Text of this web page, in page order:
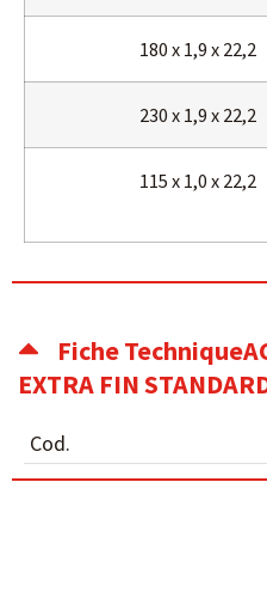
180 x 1,9 x 22,2
230 x 1,9 x 22,2
115 x 1,0 x 22,2
Fiche
EXTRA FIN
Cod.